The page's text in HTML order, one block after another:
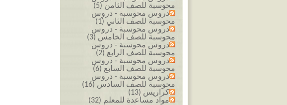
محوسبة للصف الثامن (5)
دروس محوسبة - دروس
محوسبة للصف الثاني (1)
دروس محوسبة - دروس
محوسبة للصف الخامس (3)
دروس محوسبة - دروس
محوسبة للصف الرابع (2)
دروس محوسبة - دروس
محوسبة للصف السابع (6)
دروس محوسبة - دروس
محوسبة للصف السادس (16)
كراريس (13)
مواد مساعدة للمعلم (32)